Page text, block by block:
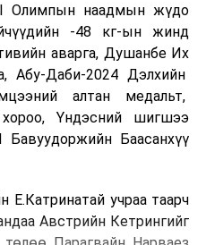
Олимпын наадмын жүдо
-48 кг-ын жинд
аварга, Душанбе Их
Абу-Даби-2024 Дэлхийн
алтан медальт,
Үндэсний шигшээ
Баасанхүү
Е.Катринатай учраа таарч
Австрийн Кетрингийг